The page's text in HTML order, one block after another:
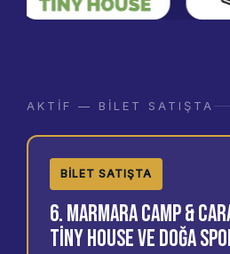
AKTIF — BILET SATIŞTA
BILET SATIŞTA
6. Marmara Camp &
Tiny House ve Doğa